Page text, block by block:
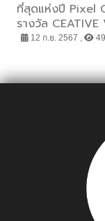
ที่สุดแห่งปี Pixel
รางวัล CEATIVE
จาก CTC
12 ก.ย. 2567 ,